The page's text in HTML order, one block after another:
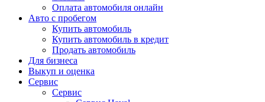
Оплата автомобиля онлайн
Авто с пробегом
Купить автомобиль
Купить автомобиль в кредит
Продать автомобиль
Для бизнеса
Выкуп и оценка
Сервис
Сервис